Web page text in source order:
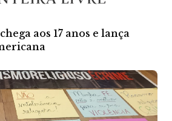
aos 17 anos e lança